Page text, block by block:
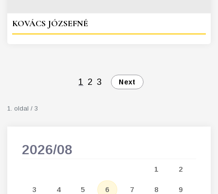
KOVÁCS JÓZSEFNÉ
1 2 3 Next
1. oldal / 3
2026/08
1 2
3 4 5 6 7 8 9